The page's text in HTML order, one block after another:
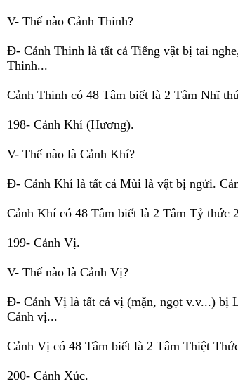
V- Thế nào Cảnh Thinh?
Ð- Cảnh Thinh là tất cả Tiếng vật bị tai
Thinh...
Cảnh Thinh có 48 Tâm biết là 2 Tâm Nhĩ
198- Cảnh Khí (Hương).
V- Thế nào là Cảnh Khí?
Ð- Cảnh Khí là tất cả Mùi là vật bị ngửi.
Cảnh Khí có 48 Tâm biết là 2 Tâm Tỷ
199- Cảnh Vị.
V- Thế nào là Cảnh Vị?
Ð- Cảnh Vị là tất cả vị (mặn, ngọt v.v...) bị
Cảnh vị...
Cảnh Vị có 48 Tâm biết là 2 Tâm Thiệt
200- Cảnh Xúc.